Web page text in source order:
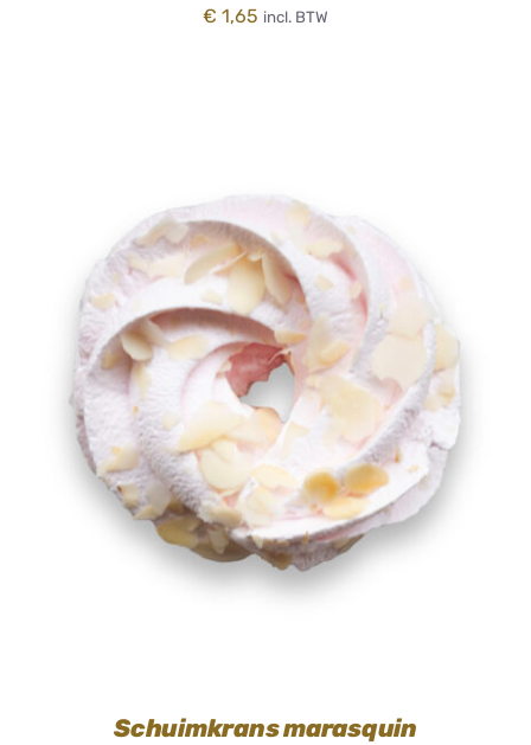
€ 1,65 incl. BTW
TOEVOEGEN AAN WINKELWAGEN
/
DETAILS
Schuimkrans marasquin